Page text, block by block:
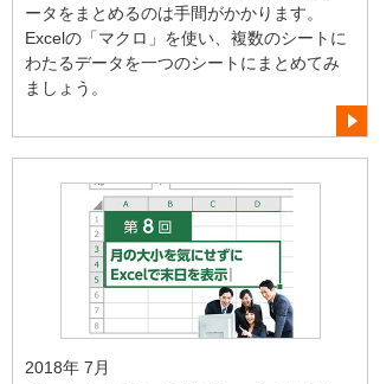
ータをまとめるのは手間がかかります。
Excelの「マクロ」を使い、複数のシートに
わたるデータを一つのシートにまとめてみ
ましょう。
2018年 7月